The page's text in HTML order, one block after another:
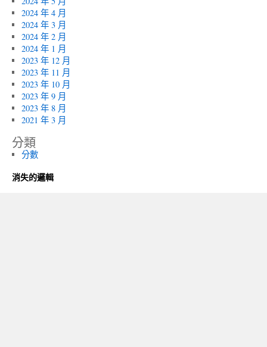
2024 年 4 月
2024 年 3 月
2024 年 2 月
2024 年 1 月
2023 年 12 月
2023 年 11 月
2023 年 10 月
2023 年 9 月
2023 年 8 月
2021 年 3 月
分類
分數
消失的邏輯